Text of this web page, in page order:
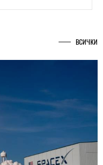
ВСИЧКИ